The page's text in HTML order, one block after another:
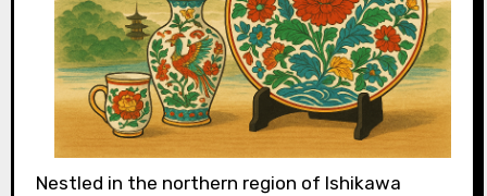
Nestled in the northern region of Ishikawa